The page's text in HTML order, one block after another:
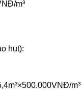
m³
hụt):
m³